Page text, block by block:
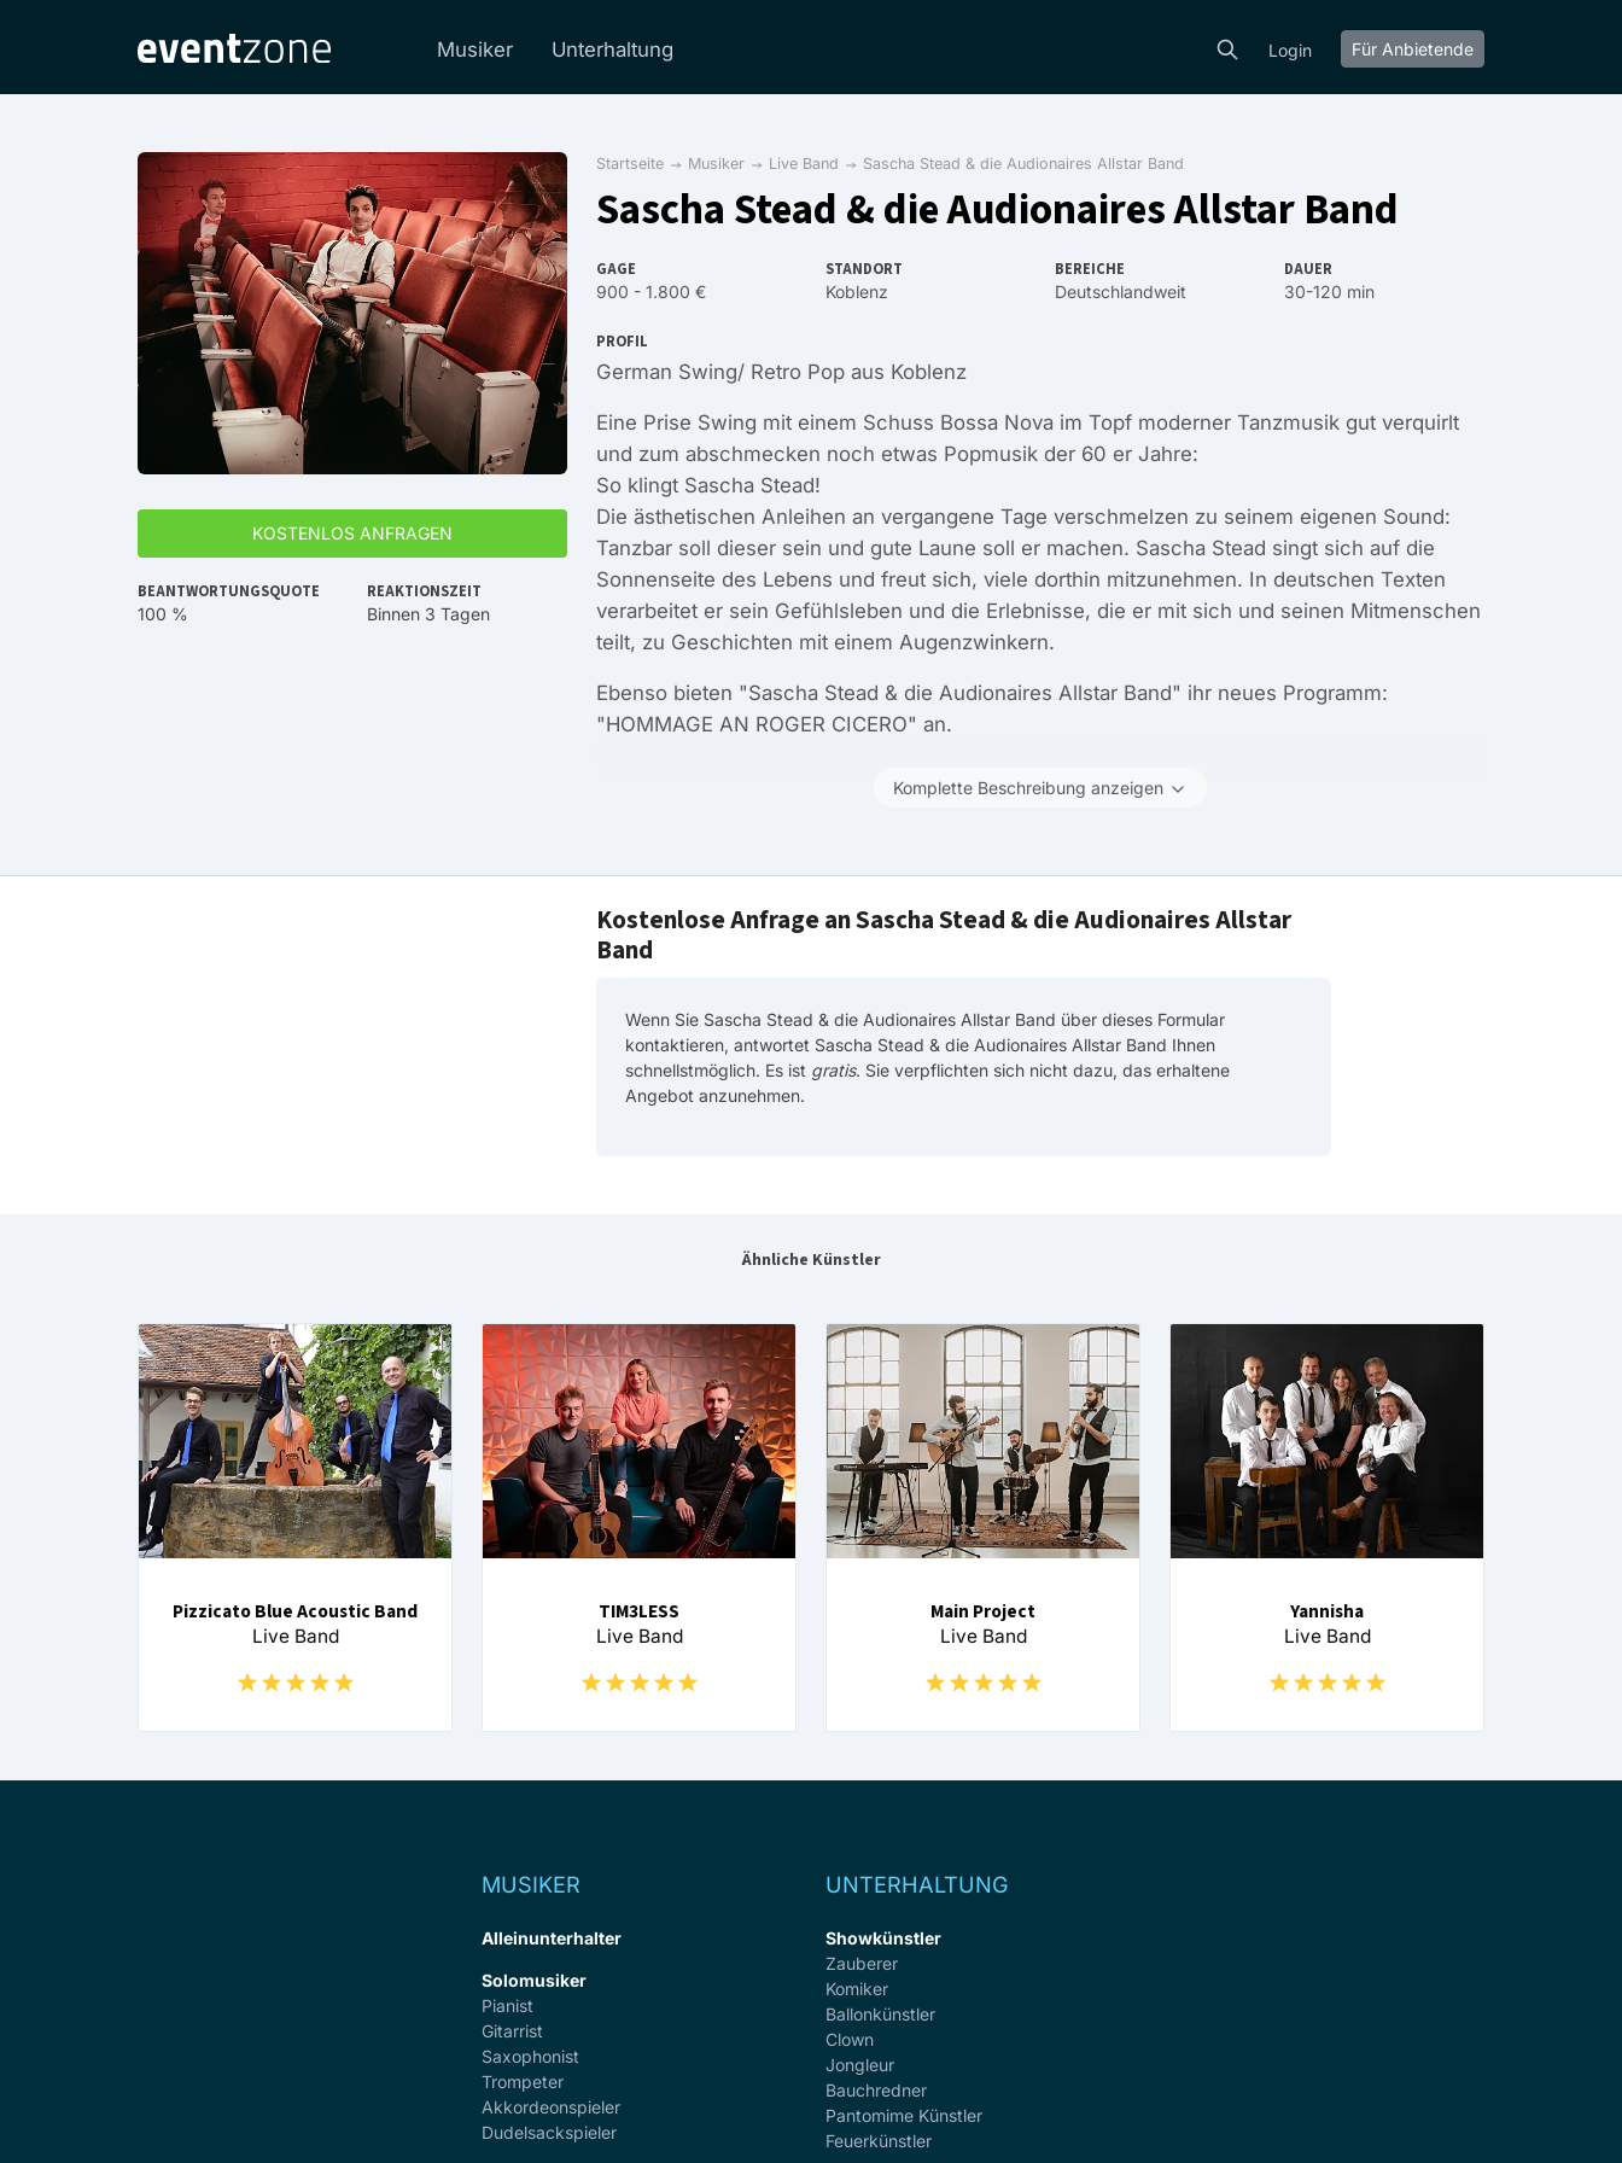
Musiker Unterhaltung Login Für Anbietende
KOSTENLOS ANFRAGEN
BEANTWORTUNGSQUOTE
100 %
REAKTIONSZEIT
Binnen 3 Tagen
Startseite Musiker Live Band Sascha Stead & die Audionaires Allstar Band
Sascha Stead & die Audionaires Allstar Band
GAGE
900 - 1.800 €
STANDORT
Koblenz
BEREICHE
Deutschlandweit
DAUER
30-120 min
PROFIL
German Swing/ Retro Pop aus Koblenz
Eine Prise Swing mit einem Schuss Bossa Nova im Topf moderner Tanzmusik gut verquirlt
und zum abschmecken noch etwas Popmusik der 60 er Jahre:
So klingt Sascha Stead!
Die ästhetischen Anleihen an vergangene Tage verschmelzen zu seinem eigenen Sound:
Tanzbar soll dieser sein und gute Laune soll er machen. Sascha Stead singt sich auf die
Sonnenseite des Lebens und freut sich, viele dorthin mitzunehmen. In deutschen Texten
verarbeitet er sein Gefühlsleben und die Erlebnisse, die er mit sich und seinen Mitmenschen
teilt, zu Geschichten mit einem Augenzwinkern.
Ebenso bieten "Sascha Stead & die Audionaires Allstar Band" ihr neues Programm:
"HOMMAGE AN ROGER CICERO" an.
Komplette Beschreibung anzeigen
Kostenlose Anfrage an Sascha Stead & die Audionaires Allstar
Band
Wenn Sie Sascha Stead & die Audionaires Allstar Band über dieses Formular
kontaktieren, antwortet Sascha Stead & die Audionaires Allstar Band Ihnen
schnellstmöglich. Es ist gratis. Sie verpflichten sich nicht dazu, das erhaltene
Angebot anzunehmen.
Ähnliche Künstler
Pizzicato Blue Acoustic Band
Live Band
TIM3LESS
Live Band
Main Project
Live Band
Yannisha
Live Band
MUSIKER
Alleinunterhalter
Solomusiker
Pianist
Gitarrist
Saxophonist
Trompeter
Akkordeonspieler
Dudelsackspieler
UNTERHALTUNG
Showkünstler
Zauberer
Komiker
Ballonkünstler
Clown
Jongleur
Bauchredner
Pantomime Künstler
Feuerkünstler